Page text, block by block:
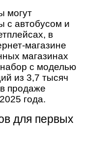
могут
с автобусом и
в
магазине
магазинах
с моделью
из 3,7 тысяч
продаже
года.
для первых